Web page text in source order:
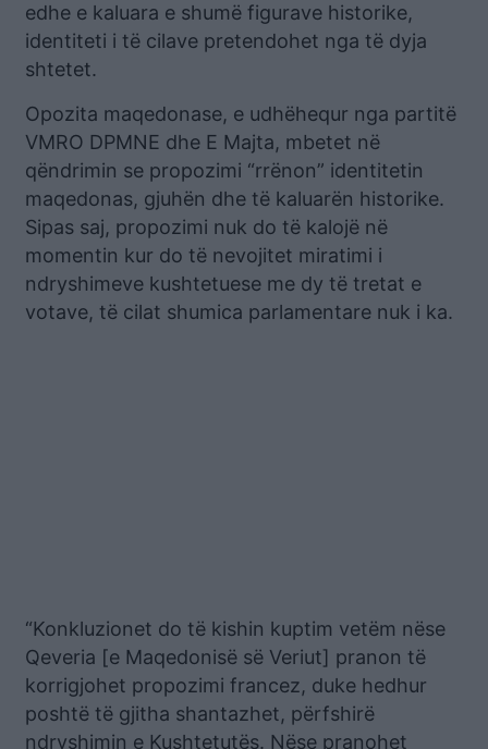
edhe e kaluara e shumë figurave historike,
identiteti i të cilave pretendohet nga të dyja
shtetet.
Opozita maqedonase, e udhëhequr nga partitë
VMRO DPMNE dhe E Majta, mbetet në
qëndrimin se propozimi “rrënon” identitetin
maqedonas, gjuhën dhe të kaluarën historike.
Sipas saj, propozimi nuk do të kalojë në
momentin kur do të nevojitet miratimi i
ndryshimeve kushtetuese me dy të tretat e
votave, të cilat shumica parlamentare nuk i ka.
“Konkluzionet do të kishin kuptim vetëm nëse
Qeveria [e Maqedonisë së Veriut] pranon të
korrigjohet propozimi francez, duke hedhur
poshtë të gjitha shantazhet, përfshirë
ndryshimin e Kushtetutës. Nëse pranohet